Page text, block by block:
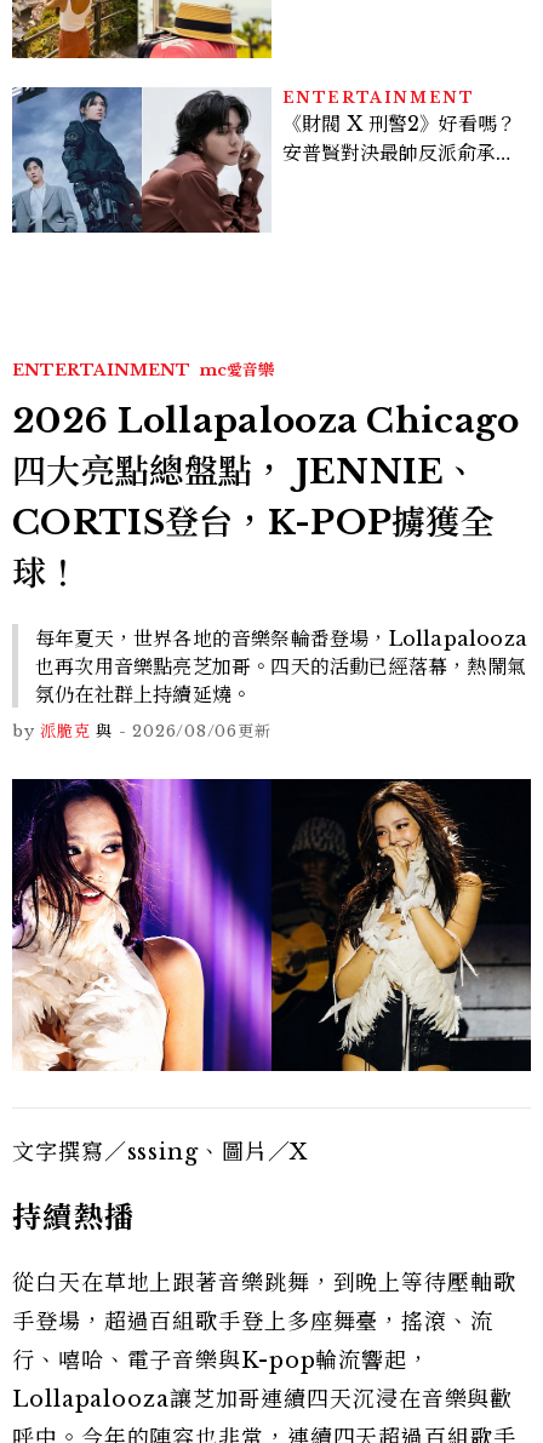
ENTERTAINMENT
《財閥 X 刑警2》好看嗎？
安普賢對決最帥反派俞承
ENTERTAINMENT mc愛音樂
2026 Lollapalooza Chicago
四大亮點總盤點， JENNIE、
CORTIS登台，K-POP擄獲全
球！
每年夏天，世界各地的音樂祭輪番登場，Lollapalooza
也再次用音樂點亮芝加哥。四天的活動已經落幕，熱鬧氣
氛仍在社群上持續延燒。
by 派脆克 與 -2026/08/06更新
文字撰寫／sssing、圖片／X
持續熱播
從白天在草地上跟著音樂跳舞，到晚上等待壓軸歌
手登場，超過百組歌手登上多座舞臺，搖滾、流
行、嘻哈、電子音樂與K-pop輪流響起，
Lollapalooza讓芝加哥連續四天沉浸在音樂與歡